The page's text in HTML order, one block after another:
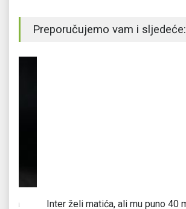
Preporučujemo vam i sljedeće:
Inter želi matića, ali mu puno 40 miliona